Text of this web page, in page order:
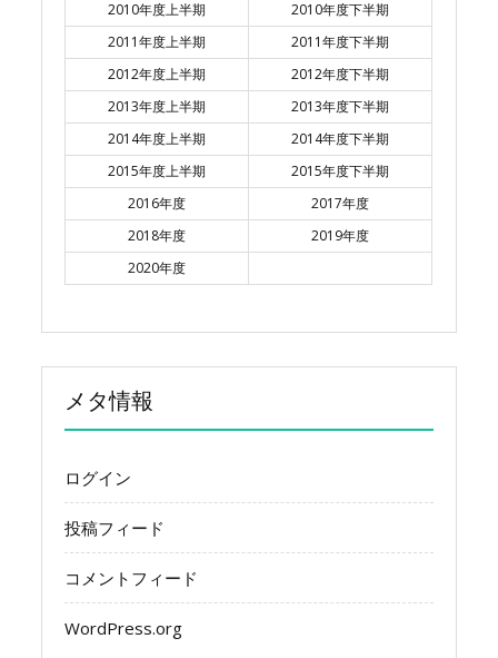
2010年度上半期
2010年度下半期
2011年度上半期
2011年度下半期
2012年度上半期
2012年度下半期
2013年度上半期
2013年度下半期
2014年度上半期
2014年度下半期
2015年度上半期
2015年度下半期
2016年度
2017年度
2018年度
2019年度
2020年度
メタ情報
ログイン
投稿フィード
コメントフィード
WordPress.org